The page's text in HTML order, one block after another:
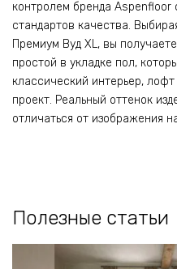
контролем бренда
стандартов качества.
Премиум Вуд XL, вы
простой в укладке пол,
классический интерьер,
проект. Реальный оттенок
отличаться от изображения
Полезные статьи